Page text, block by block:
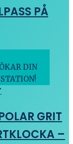
PÅ
DIN
GRIT
–